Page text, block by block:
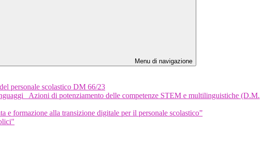
Menu di navigazione
personale scolastico DM 66/23
Azioni di potenziamento delle competenze STEM e multilinguistiche (D.M.
formazione alla transizione digitale per il personale scolastico”